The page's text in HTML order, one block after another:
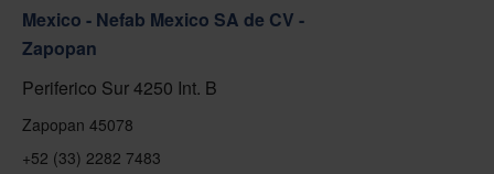
Mexico - Nefab Mexico SA de CV -
Zapopan
Periferico Sur 4250 Int. B
Zapopan 45078
+52 (33) 2282 7483